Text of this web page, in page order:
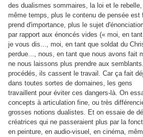
des dualismes sommaires, la loi et le
même temps, plus le contenu de pensée est
prend d'importance, plus le sujet
par rapport aux énoncés vides (« moi, en
je vous dis..., moi, en tant que soldat du
perdue..., nous, en tant que nous avons fait
ne nous laissons plus prendre aux
procédés, ils cassent le travail. Car ça fait
dans toutes sortes de domaines, les gens
travaillent pour éviter ces dangers-là. On
concepts à articulation fine, ou très
grosses notions dualistes. Et on essaie de
créatrices qui ne passeraient plus par la
en peinture, en audio-visuel, en cinéma,